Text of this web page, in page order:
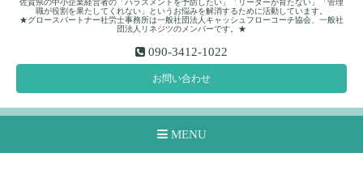
職が役割を果たしてくれない」というお悩みを解消するために活動しています。
★グロースパートナー社労士事務所は一般社団法人キャッシュフローコーチ協会、一般社
団法人リネジツのメンバーです。★
090-3412-1022
お問い合わせ
MENU